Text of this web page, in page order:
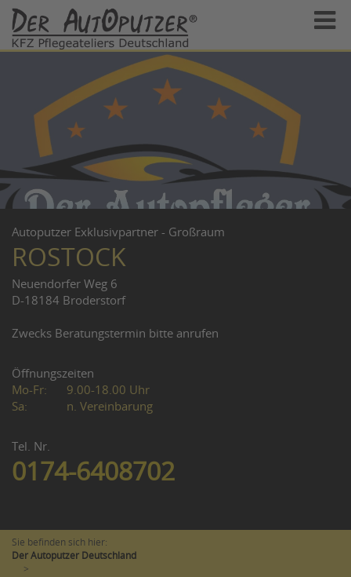
Autoputzer Exklusivpartner - Großraum
ROSTOCK
Neuendorfer Weg 6
D-18184 Broderstorf
Zwecks Beratungstermin bitte anrufen
Öffnungszeiten
Mo-Fr:
9.00-18.00 Uhr
Sa:
n. Vereinbarung
Tel. Nr.
0174-6408702
Sie befinden sich hier:
Der Autoputzer Deutschland
>